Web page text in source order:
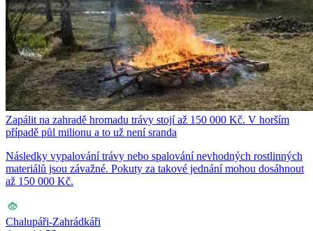
Zapálit na zahradě hromadu trávy stojí až 150 000 Kč. V horším
případě půl milionu a to už není sranda
Následky vypalování trávy nebo spalování nevhodných rostlinných
materiálů jsou závažné. Pokuty za takové jednání mohou dosáhnout
až 150 000 Kč.
Chalupáři-Zahrádkáři